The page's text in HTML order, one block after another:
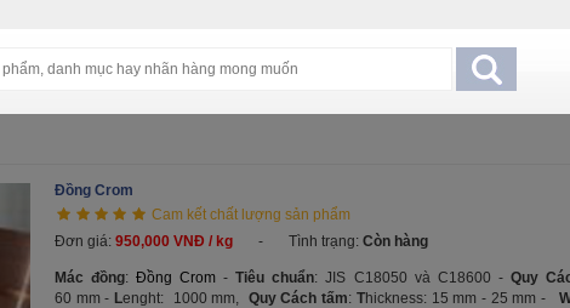
Đồng Crom
Cam kết chất lượng sản phẩm
Đơn giá: 950,000 VNĐ / kg - Tình trạng: Còn hàng
Mác đồng:Đồng Crom -Tiêu chuẩn: JIS C18050 và C18600 - Quy
60 mm - Lenght: 1000 mm, Quy Cách tấm: Thickness: 15 mm - 25 mm -